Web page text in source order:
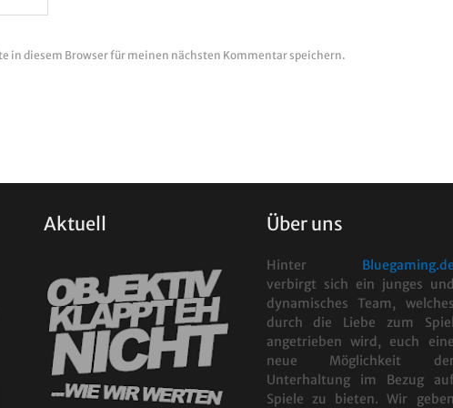
in diesem Browser für meinen nächsten Kommentar speichern.
Aktuell Über uns
Hinter Bluegaming.de
verbirgt sich ein junges und
dynamisches Team, welches
durch die Liebe zum Spiel
angetrieben wird, euch eine
neue Möglichkeit der
Unterhaltung im Bezug
Spiele zu bieten. Wir geben